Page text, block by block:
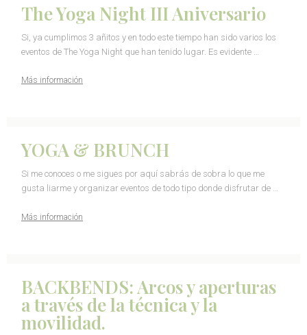
The Yoga Night III Aniversario
Si, ya cumplimos 3 añitos y en todo este tiempo han sido varios los
eventos de The Yoga Night que han tenido lugar. Es evidente …
Más información
YOGA & BRUNCH
Si me conoces o me sigues por aquí sabrás de sobra lo que me
gusta liarme y organizar eventos de todo tipo donde disfrutar de …
Más información
BACKBENDS: Arcos y aperturas
a través de la técnica y la
movilidad.